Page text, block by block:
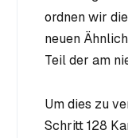
ordnen wir
neuen
Teil der am
Um dies zu
Schritt 128